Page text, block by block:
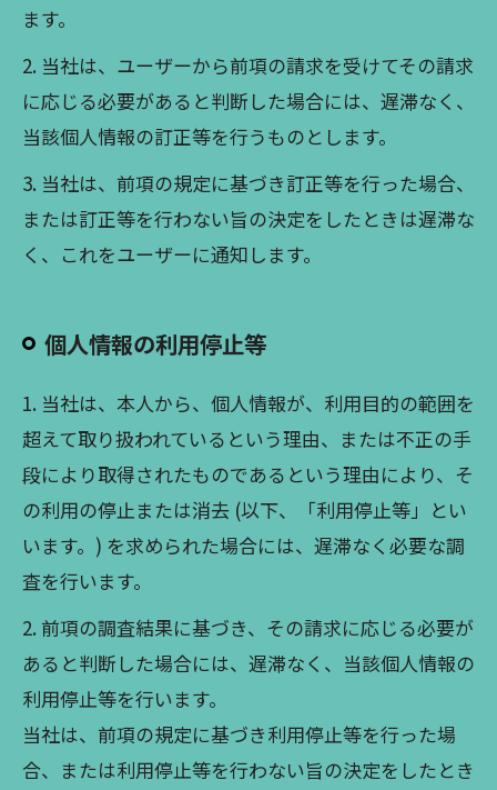
ます。
2. 当社は、ユーザーから前項の請求を受けてその請求
に応じる必要があると判断した場合には、遅滞なく、
当該個人情報の訂正等を行うものとします。
3. 当社は、前項の規定に基づき訂正等を行った場合、
または訂正等を行わない旨の決定をしたときは遅滞な
く、これをユーザーに通知します。
個人情報の利用停止等
1. 当社は、本人から、個人情報が、利用目的の範囲を
超えて取り扱われているという理由、または不正の手
段により取得されたものであるという理由により、そ
の利用の停止または消去 (以下、「利用停止等」とい
います。) を求められた場合には、遅滞なく必要な調
査を行います。
2. 前項の調査結果に基づき、その請求に応じる必要が
あると判断した場合には、遅滞なく、当該個人情報の
利用停止等を行います。
当社は、前項の規定に基づき利用停止等を行った場
合、または利用停止等を行わない旨の決定をしたとき